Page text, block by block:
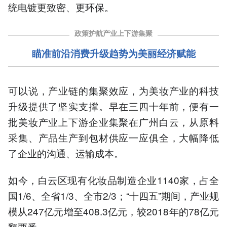
统电镀更致密、更环保。
政策护航产业上下游集聚
瞄准前沿消费升级趋势为美丽经济赋能
可以说，产业链的集聚效应，为美妆产业的科技
升级提供了坚实支撑。早在三四十年前，便有一
批美妆产业上下游企业集聚在广州白云，从原料
采集、产品生产到包材供应一应俱全，大幅降低
了企业的沟通、运输成本。
如今，白云区现有化妆品制造企业1140家，占全
国1/6、全省1/3、全市2/3；“十四五”期间，产业规
模从247亿元增至408.3亿元，较2018年的78亿元